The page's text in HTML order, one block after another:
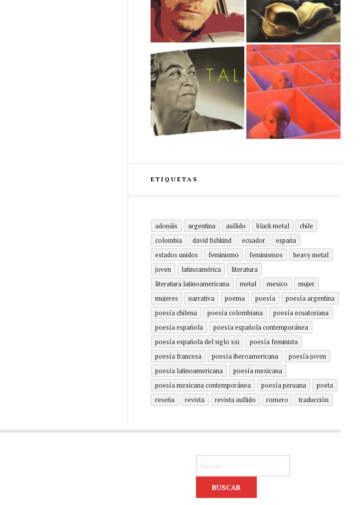
ETIQUETAS
adonáis argentina aullido black metal
chile
colombia
david fishkind ecuador
españa
estados unidos
feminismo feminismos
heavy metal
joven
latinoamérica
literatura
literatura latinoamericana
metal mexico
mujer
mujeres
narrativa poema poesía
poesía argentina
poesía chilena
poesía colombiana
poesía ecuatoriana
poesía española
poesía española contemporánea
poesía española del siglo xxi
poesía feminista
poesía francesa
poesía iberoamericana
poesía joven
poesía latinoamericana
poesía mexicana
poesía mexicana contemporánea
poesía peruana
poeta
reseña
revista revista aullido romero traducción